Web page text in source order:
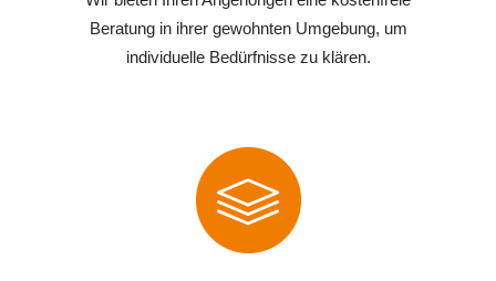
Beratung in ihrer gewohnten Umgebung, um
individuelle Bedürfnisse zu klären.